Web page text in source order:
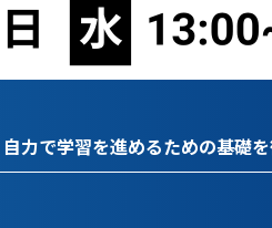
力で学習を進めるための基礎